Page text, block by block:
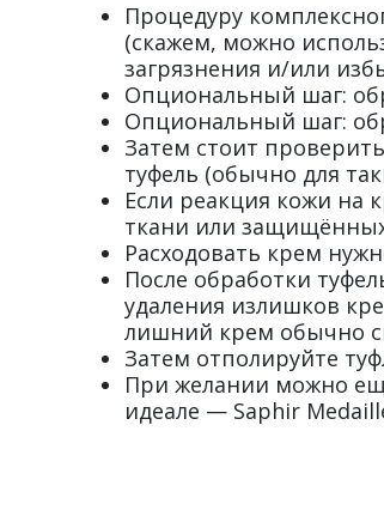
Процедуру
(скажем, можно
загрязнения и/или
Опциональный шаг:
Опциональный шаг:
Затем стоит
туфель (обычно для
Если реакция кожи на
ткани или
Расходовать крем
После обработки
удаления излишков
лишний крем обычно
Затем отполируйте
При желании можно
идеале — Saphir